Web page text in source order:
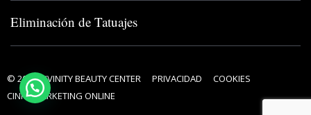
Eliminación de Tatuajes
© 2024 DIVINITY BEAUTY CENTER PRIVACIDAD
COOKIES
CINPY MARKETING ONLINE